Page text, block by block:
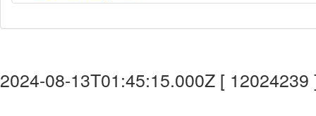
2024-08-13T01:45:15.000Z [ 12024239